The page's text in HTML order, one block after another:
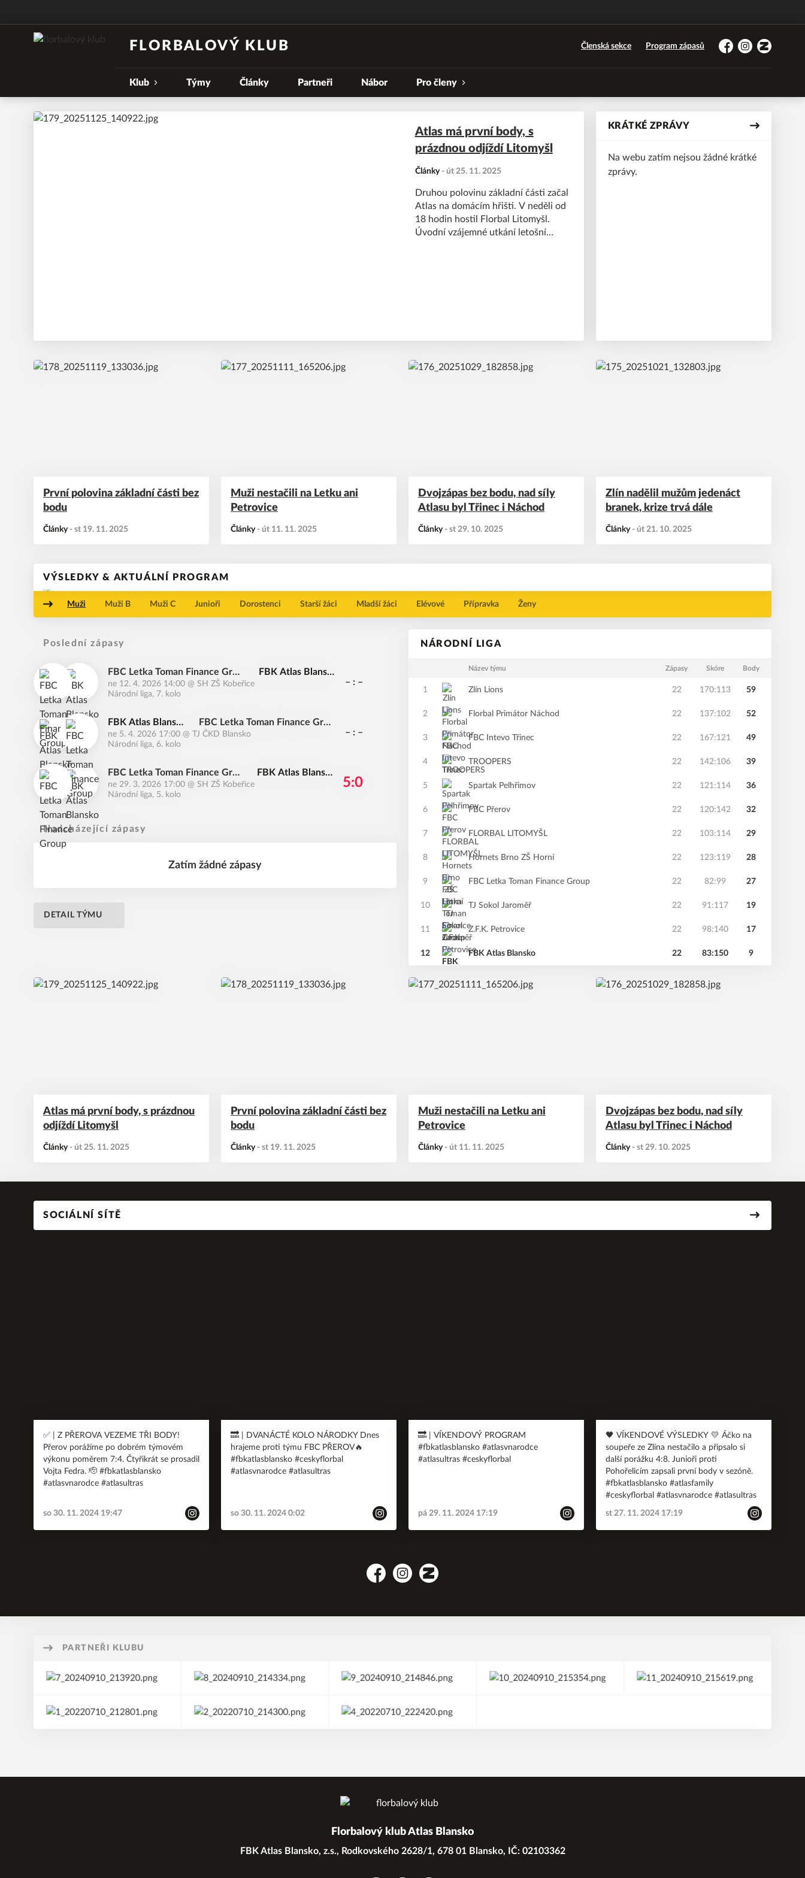
FLORBALOVÝ KLUB Členská sekce Program zápasů
FacebookInstagramZonerama
Klub Týmy Články Partneři Nábor Pro členy
Články- út 25. 11. 2025
Atlas má první body, s
prázdnou odjíždí Litomyšl
Druhou polovinu základní části začal
Atlas na domácím hřišti. V neděli od
18 hodin hostil Florbal Litomyšl.
Úvodní vzájemné utkání letošní
KRÁTKÉ ZPRÁVY
Na webu zatím nejsou žádné krátké
zprávy.
Články- st 19. 11. 2025
První polovina základní části bez
bodu
Články- út 11. 11. 2025
Muži nestačili na Letku ani
Petrovice
Články- st 29. 10. 2025
Dvojzápas bez bodu, nad síly
Atlasu byl Třinec i Náchod
Články- út 21. 10. 2025
Zlín nadělil mužům jedenáct
branek, krize trvá dále
VÝSLEDKY & AKTUÁLNÍ PROGRAM
Muži Muži B Muži C Junioři Dorostenci Starší žáci Mladší žáci Elévové Přípravka Ženy
Poslední zápasy
FBC Letka Toman Finance Grou
p
FBK Atlas Blansk
ne 12. 4. 2026 14:00 @ SH ZŠ Kobeřice
Národní liga, 7. kolo
– : –
FBK Atlas Blansk
o
FBC Letka Toman Finance Grou
p
ne 5. 4. 2026 17:00 @
TJ ČKD Blansko
Národní liga, 6. kolo
– : –
FBC Letka Toman Finance Gro
up
FBK Atlas Blansk
ne 29. 3. 2026 17:00 @ SH ZŠ Kobeřice
Národní liga, 5. kolo
5:0
Nadcházející zápasy
Zatím žádné zápasy
DETAIL TÝMU
NÁRODNÍ LIGA
Název týmu Zápasy Skóre Body
1 Zlín Lions 22 170:113 59
2 Florbal Primátor Náchod 22 137:102 52
3 FBC Intevo Třinec 22 167:121 49
4 TROOPERS 22 142:106 39
5 Spartak Pelhřimov 22 121:114 36
6 FBC Přerov 22 120:142 32
7 FLORBAL LITOMYŠL 22 103:114 29
8 Hornets Brno ZŠ Horní 22 123:119 28
9 FBC Letka Toman Finance Group 22 82:99 27
10 TJ Sokol Jaroměř 22 91:117 19
11 Z.F.K. Petrovice 22 98:140 17
12 FBK Atlas Blansko 22 83:150 9
Články- út 25. 11. 2025
Atlas má první body, s prázdnou
odjíždí Litomyšl
Články- st 19. 11. 2025
První polovina základní části bez
bodu
Články- út 11. 11. 2025
Muži nestačili na Letku ani
Petrovice
Články- st 29. 10. 2025
Dvojzápas bez bodu, nad síly
Atlasu byl Třinec i Náchod
SOCIÁLNÍ SÍTĚ
✅ | Z PŘEROVA VEZEME TŘI BODY!
Přerov porážíme po dobrém týmovém
výkonu poměrem 7:4. Čtyřikrát se prosadil
Vojta Fedra. 🫡 #fbkatlasblansko
#atlasvnarodce #atlasultras
so 30. 11. 2024 19:47
🔜 | DVANÁCTÉ KOLO NÁRODKY Dnes
hrajeme proti týmu FBC PŘEROV🔥
#fbkatlasblansko #ceskyflorbal
#atlasvnarodce #atlasultras
so 30. 11. 2024 0:02
🔜 | VÍKENDOVÝ PROGRAM
#fbkatlasblansko #atlasvnarodce
#atlasultras #ceskyflorbal
pá 29. 11. 2024 17:19
🖤 VÍKENDOVÉ VÝSLEDKY 💛 Áčko na
soupeře ze Zlína nestačilo a připsalo si
další porážku 4:8. Junioři proti
Pohořelicím zapsali první body v sezóně.
#fbkatlasblansko #atlasfamily
#ceskyflorbal #atlasvnarodce #atlasultras
st 27. 11. 2024 17:19
FacebookInstagramZonerama
PARTNEŘI KLUBU
Florbalový klub Atlas Blansko
FBK Atlas Blansko, z.s., Rodkovského 2628/1, 678 01 Blansko, IČ: 02103362